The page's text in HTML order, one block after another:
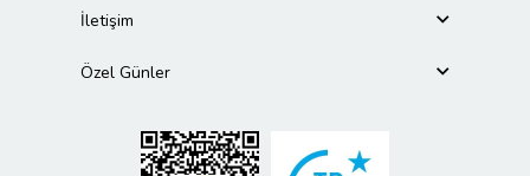
İletişim
Özel Günler